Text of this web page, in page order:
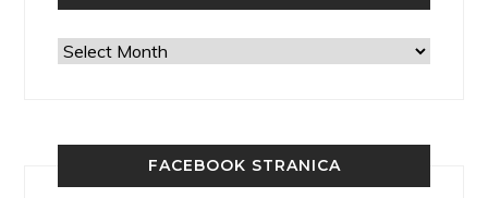
Arhiva
FACEBOOK STRANICA